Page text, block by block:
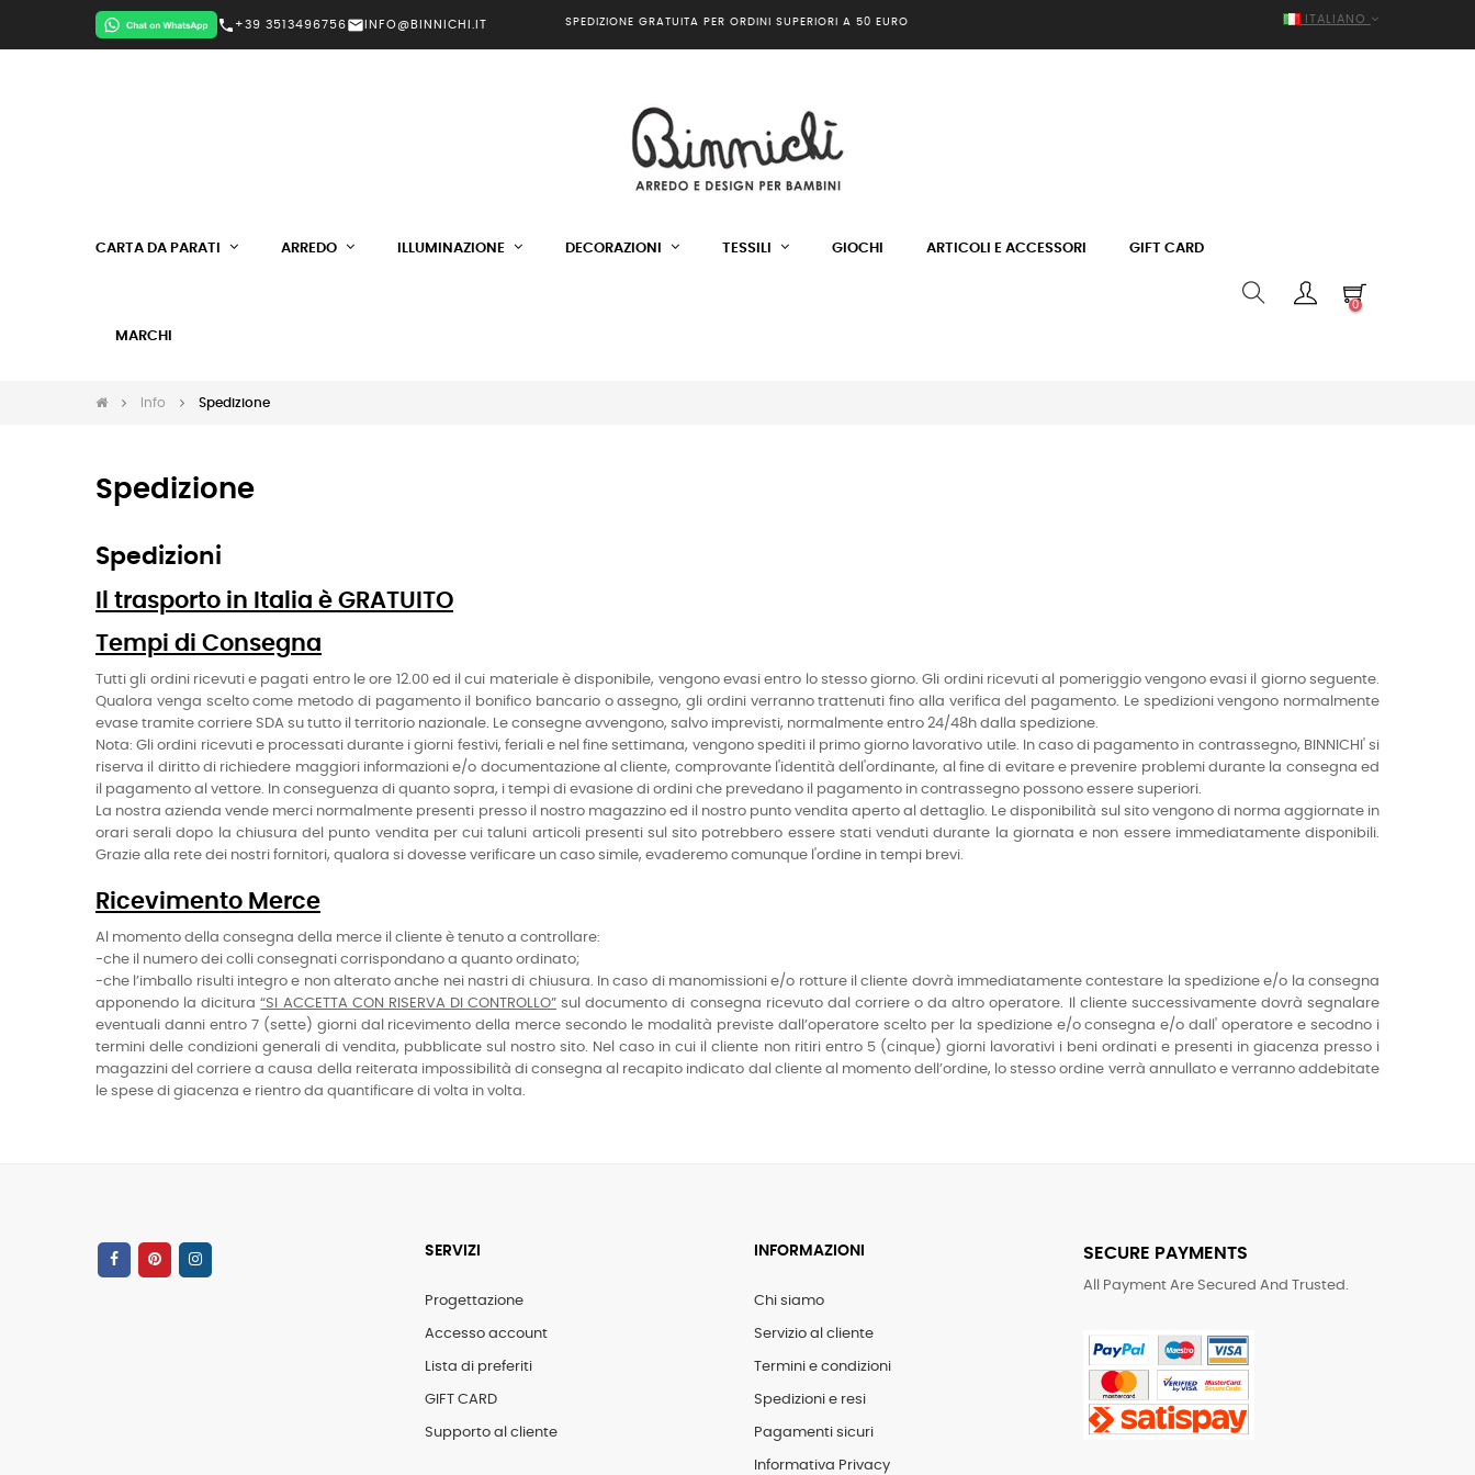
call +39 3513496756mail INFO@BINNICHI.IT SPEDIZIONE GRATUITA PER ORDINI SUPERIORI A 50 EURO ITALIANO
CARTA DA PARATI ARREDO ILLUMINAZIONE DECORAZIONI TESSILI GIOCHI ARTICOLI E ACCESSORI GIFT CARD
MARCHI
0
Info Spedizione
Spedizione
Spedizioni
Il trasporto in Italia è GRATUITO
Tempi di Consegna
Tutti gli ordini ricevuti e pagati entro le ore 12.00 ed il cui materiale è disponibile, vengono evasi entro lo stesso giorno. Gli ordini ricevuti al pomeriggio vengono evasi il giorno seguente.
Qualora venga scelto come metodo di pagamento il bonifico bancario o assegno, gli ordini verranno trattenuti fino alla verifica del pagamento. Le spedizioni vengono normalmente
evase tramite corriere SDA su tutto il territorio nazionale. Le consegne avvengono, salvo imprevisti, normalmente entro 24/48h dalla spedizione.
Nota: Gli ordini ricevuti e processati durante i giorni festivi, feriali e nel fine settimana, vengono spediti il primo giorno lavorativo utile. In caso di pagamento in contrassegno, BINNICHI' si
riserva il diritto di richiedere maggiori informazioni e/o documentazione al cliente, comprovante l'identità dell'ordinante, al fine di evitare e prevenire problemi durante la consegna ed
il pagamento al vettore. In conseguenza di quanto sopra, i tempi di evasione di ordini che prevedano il pagamento in contrassegno possono essere superiori.
La nostra azienda vende merci normalmente presenti presso il nostro magazzino ed il nostro punto vendita aperto al dettaglio. Le disponibilità sul sito vengono di norma aggiornate in
orari serali dopo la chiusura del punto vendita per cui taluni articoli presenti sul sito potrebbero essere stati venduti durante la giornata e non essere immediatamente disponibili.
Grazie alla rete dei nostri fornitori, qualora si dovesse verificare un caso simile, evaderemo comunque l'ordine in tempi brevi.
Ricevimento Merce
Al momento della consegna della merce il cliente è tenuto a controllare:
-che il numero dei colli consegnati corrispondano a quanto ordinato;
-che l’imballo risulti integro e non alterato anche nei nastri di chiusura. In caso di manomissioni e/o rotture il cliente dovrà immediatamente contestare la spedizione e/o la consegna
apponendo la dicitura“SI ACCETTA CON RISERVA DI CONTROLLO” sul documento di consegna ricevuto dal corriere o da altro operatore. Il cliente successivamente dovrà segnalare
eventuali danni entro 7 (sette) giorni dal ricevimento della merce secondo le modalità previste dall’operatore scelto per la spedizione e/o consegna e/o dall' operatore e secodno i
termini delle condizioni generali di vendita, pubblicate sul nostro sito. Nel caso in cui il cliente non ritiri entro 5 (cinque) giorni lavorativi i beni ordinati e presenti in giacenza presso i
magazzini del corriere a causa della reiterata impossibilità di consegna al recapito indicato dal cliente al momento dell’ordine, lo stesso ordine verrà annullato e verranno addebitate
le spese di giacenza e rientro da quantificare di volta in volta.
SERVIZI
Progettazione
Accesso account
Lista di preferiti
GIFT CARD
Supporto al cliente
INFORMAZIONI
Chi siamo
Servizio al cliente
Termini e condizioni
Spedizioni e resi
Pagamenti sicuri
Informativa Privacy
SECURE PAYMENTS
All Payment Are Secured And Trusted.